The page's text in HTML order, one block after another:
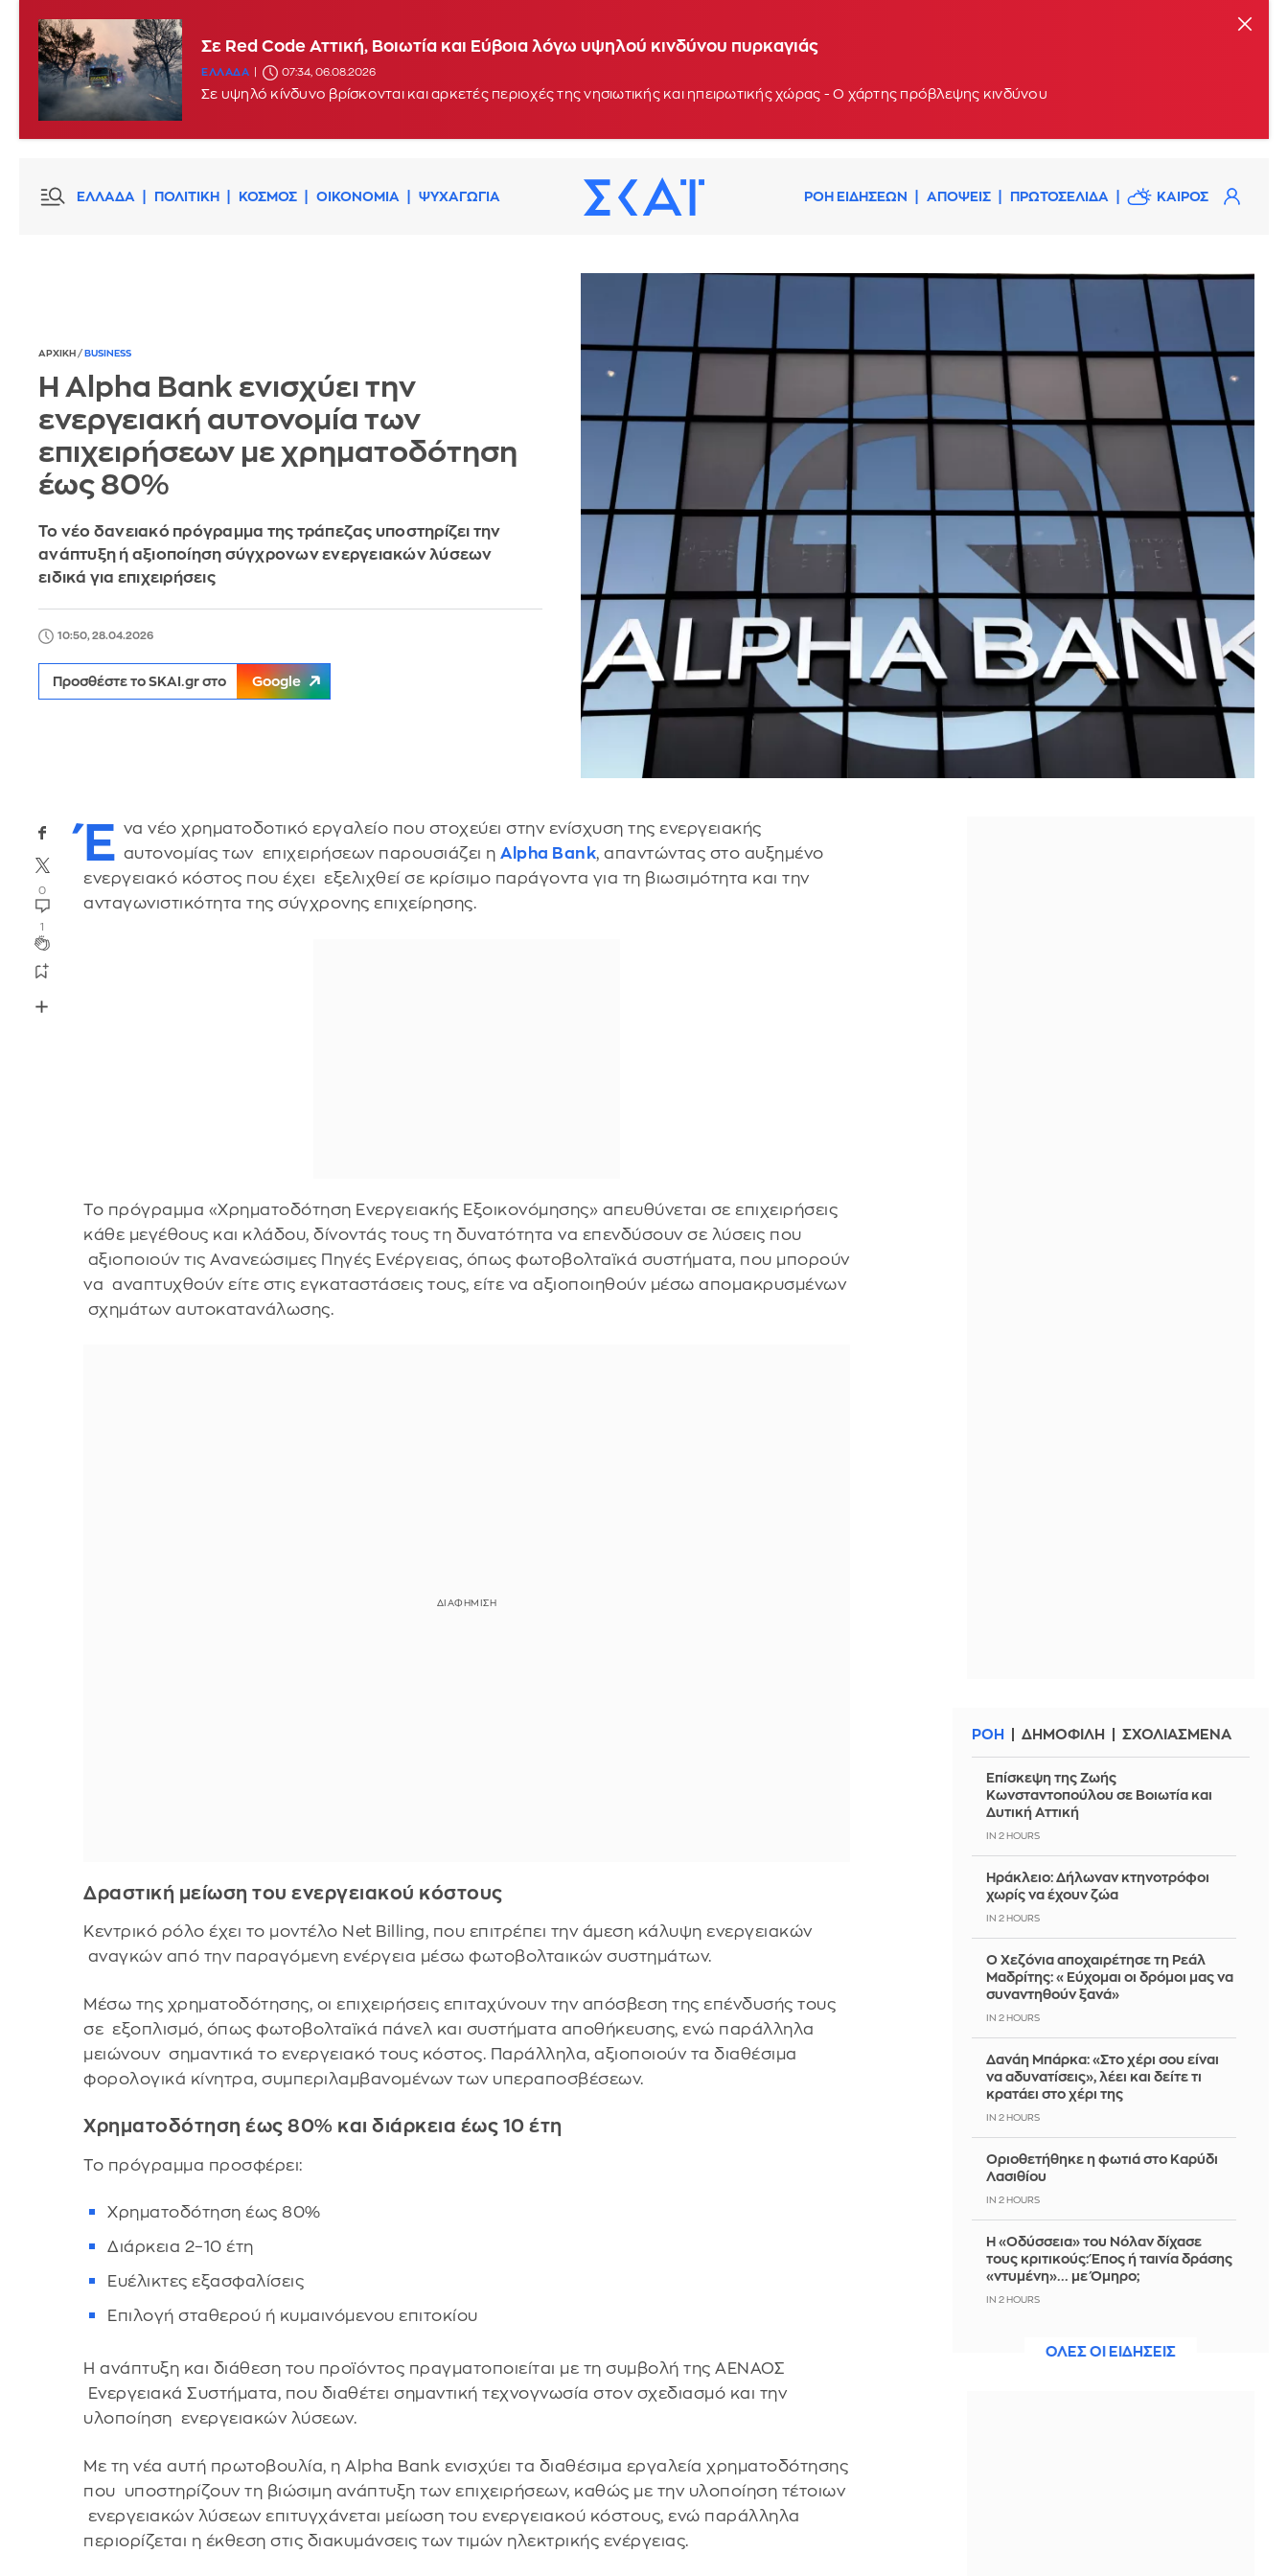
Σε Red Code Αττική, Βοιωτία και Εύβοια λόγω υψηλού κινδύνου πυρκαγιάς
ΕΛΛΑΔΑ 07:34, 06.08.2026
Σε υψηλό κίνδυνο βρίσκονται και αρκετές περιοχές της νησιωτικής και ηπειρωτικής χώρας - Ο χάρτης πρόβλεψης κινδύνου
ΕΛΛΑΔΑ ΠΟΛΙΤΙΚΗ ΚΟΣΜΟΣ ΟΙΚΟΝΟΜΙΑ ΨΥΧΑΓΩΓΙΑ ΡΟΗ ΕΙΔΗΣΕΩΝ ΑΠΟΨΕΙΣ ΠΡΩΤΟΣΕΛΙΔΑ ΚΑΙΡΟΣ
ΑΡΧΙΚΗ / BUSINESS
Η Alpha Bank ενισχύει την
ενεργειακή αυτονομία των
επιχειρήσεων με χρηματοδότηση
έως 80%
Το νέο δανειακό πρόγραμμα της τράπεζας υποστηρίζει την
ανάπτυξη ή αξιοποίηση σύγχρονων ενεργειακών λύσεων
ειδικά για επιχειρήσεις
10:50, 28.04.2026
Προσθέστε το SKAI.gr στο Google
0
1
Έ να νέο χρηματοδοτικό εργαλείο που στοχεύει στην ενίσχυση της ενεργειακής
αυτονομίας των επιχειρήσεων παρουσιάζει ηAlpha Bank, απαντώντας στο αυξημένο
ενεργειακό κόστος που έχει εξελιχθεί σε κρίσιμο παράγοντα για τη βιωσιμότητα και την
ανταγωνιστικότητα της σύγχρονης επιχείρησης.
Το πρόγραμμα «Χρηματοδότηση Ενεργειακής Εξοικονόμησης» απευθύνεται σε επιχειρήσεις
κάθε μεγέθους και κλάδου, δίνοντάς τους τη δυνατότητα να επενδύσουν σε λύσεις που
αξιοποιούν τις Ανανεώσιμες Πηγές Ενέργειας, όπως φωτοβολταϊκά συστήματα, που μπορούν
να αναπτυχθούν είτε στις εγκαταστάσεις τους, είτε να αξιοποιηθούν μέσω απομακρυσμένων
σχημάτων αυτοκατανάλωσης.
Δραστική μείωση του ενεργειακού κόστους
Κεντρικό ρόλο έχει το μοντέλο Net Billing, που επιτρέπει την άμεση κάλυψη ενεργειακών
αναγκών από την παραγόμενη ενέργεια μέσω φωτοβολταικών συστημάτων.
Μέσω της χρηματοδότησης, οι επιχειρήσεις επιταχύνουν την απόσβεση της επένδυσής τους
σε εξοπλισμό, όπως φωτοβολταϊκά πάνελ και συστήματα αποθήκευσης, ενώ παράλληλα
μειώνουν σημαντικά το ενεργειακό τους κόστος. Παράλληλα, αξιοποιούν τα διαθέσιμα
φορολογικά κίνητρα, συμπεριλαμβανομένων των υπεραποσβέσεων.
Χρηματοδότηση έως 80% και διάρκεια έως 10 έτη
Το πρόγραμμα προσφέρει:
Χρηματοδότηση έως 80%
Διάρκεια 2–10 έτη
Ευέλικτες εξασφαλίσεις
Επιλογή σταθερού ή κυμαινόμενου επιτοκίου
Η ανάπτυξη και διάθεση του προϊόντος πραγματοποιείται με τη συμβολή της ΑΕΝΑΟΣ
Ενεργειακά Συστήματα, που διαθέτει σημαντική τεχνογνωσία στον σχεδιασμό και την
υλοποίηση ενεργειακών λύσεων.
Με τη νέα αυτή πρωτοβουλία, η Alpha Bank ενισχύει τα διαθέσιμα εργαλεία χρηματοδότησης
που υποστηρίζουν τη βιώσιμη ανάπτυξη των επιχειρήσεων, καθώς με την υλοποίηση τέτοιων
ενεργειακών λύσεων επιτυγχάνεται μείωση του ενεργειακού κόστους, ενώ παράλληλα
περιορίζεται η έκθεση στις διακυμάνσεις των τιμών ηλεκτρικής ενέργειας.
ΡΟΗ ΔΗΜΟΦΙΛΗ ΣΧΟΛΙΑΣΜΕΝΑ
Επίσκεψη της Ζωής
Κωνσταντοπούλου σε Βοιωτία και
Δυτική Αττική
IN 2 HOURS
Ηράκλειο: Δήλωναν κτηνοτρόφοι
χωρίς να έχουν ζώα
IN 2 HOURS
Ο Χεζόνια αποχαιρέτησε τη Ρεάλ
Μαδρίτης: «Εύχομαι οι δρόμοι μας να
συναντηθούν ξανά»
IN 2 HOURS
Δανάη Μπάρκα: «Στο χέρι σου είναι
να αδυνατίσεις», λέει και δείτε τι
κρατάει στο χέρι της
IN 2 HOURS
Οριοθετήθηκε η φωτιά στο Καρύδι
Λασιθίου
IN 2 HOURS
Η «Οδύσσεια» του Νόλαν δίχασε
τους κριτικούς: Έπος ή ταινία δράσης
«ντυμένη»... με Όμηρο;
IN 2 HOURS
ποδοσφαίρου του Αφγανιστάν
ΟΛΕΣ ΟΙ ΕΙΔΗΣΕΙΣ